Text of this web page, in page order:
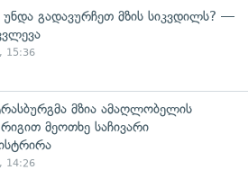
გადავურჩეთ მზის სიკვდილს? —
15:36
მზია ამაღლობელის
რიგით მეოთხე საჩივარი
14:26